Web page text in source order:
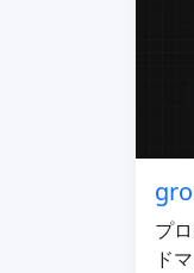
プ
ド